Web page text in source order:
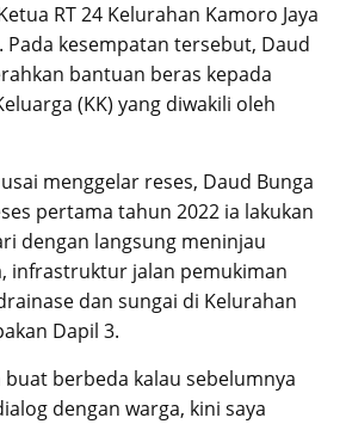
RT 24 Kelurahan Kamoro Jaya
Pada kesempatan tersebut, Daud
bantuan beras kepada
(KK) yang diwakili oleh
menggelar reses, Daud Bunga
pertama tahun 2022 ia lakukan
dengan langsung meninjau
infrastruktur jalan pemukiman
dan sungai di Kelurahan
Dapil 3.
buat berbeda kalau sebelumnya
dengan warga, kini saya